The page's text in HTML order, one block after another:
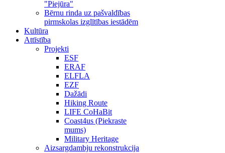
"Piejūra"
Bērnu rinda uz pašvaldības
pirmskolas izglītības iestādēm
Kultūra
Attīstība
Projekti
ESF
ERAF
ELFLA
EZF
Dažādi
Hiking Route
LIFE CoHaBit
Coast4us (Piekraste
mums)
Military Heritage
Aizsargdambju rekonstrukcija